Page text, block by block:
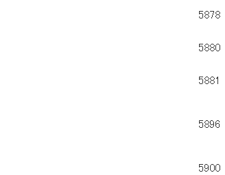
5878
5880
5881
5896
5900